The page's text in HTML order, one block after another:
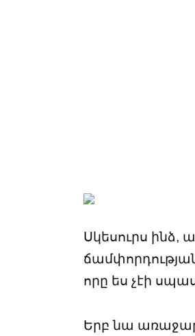
Սկեսուրս ինձ,
որը ես չէի
Երբ նա